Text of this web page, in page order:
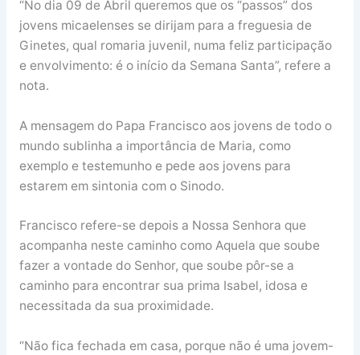
“No dia 09 de Abril queremos que os “passos” dos
jovens micaelenses se dirijam para a freguesia de
Ginetes, qual romaria juvenil, numa feliz participação
e envolvimento: é o início da Semana Santa”, refere a
nota.
A mensagem do Papa Francisco aos jovens de todo o
mundo sublinha a importância de Maria, como
exemplo e testemunho e pede aos jovens para
estarem em sintonia com o Sinodo.
Francisco refere-se depois a Nossa Senhora que
acompanha neste caminho como Aquela que soube
fazer a vontade do Senhor, que soube pôr-se a
caminho para encontrar sua prima Isabel, idosa e
necessitada da sua proximidade.
“Não fica fechada em casa, porque não é uma jovem-